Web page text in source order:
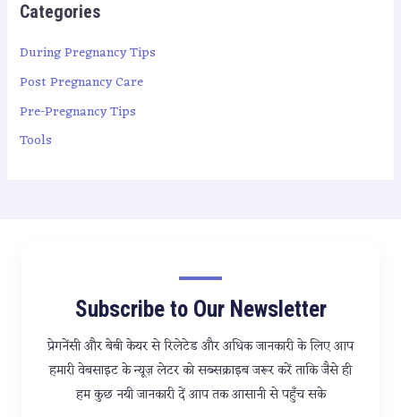
Categories
During Pregnancy Tips
Post Pregnancy Care
Pre-Pregnancy Tips
Tools
Subscribe to Our Newsletter
प्रेगनेंसी और बेबी केयर से रिलेटेड और अधिक जानकारी के लिए आप
हमारी वेबसाइट के न्यूज़ लेटर को सब्सक्राइब जरूर करें ताकि जैसे ही
हम कुछ नयी जानकारी दें आप तक आसानी से पहुँच सके